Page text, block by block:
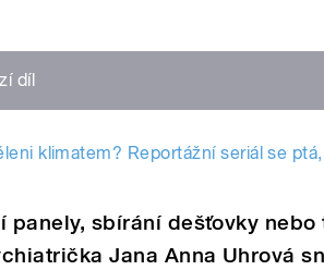
díl
klimatem? Reportážní seriál se
ípanely, sbíránídešťovky nebo
Jana Anna Uhrová